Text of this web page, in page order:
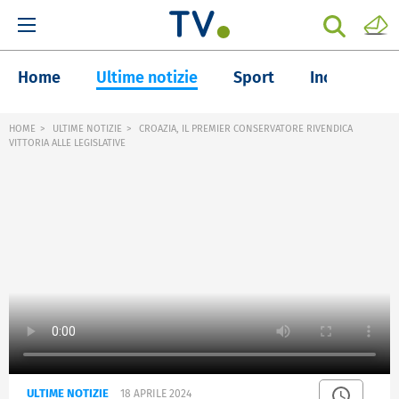
Home Ultime notizie Sport Inchieste
HOME ULTIME NOTIZIE
CROAZIA, IL PREMIER CONSERVATORE RIVENDICA
VITTORIA ALLE LEGISLATIVE
ULTIME NOTIZIE 18 APRILE 2024